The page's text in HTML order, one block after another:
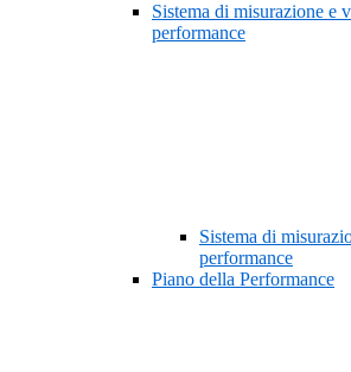
Sistema di misurazione e
performance
Sistema di
performance
Piano della Performance